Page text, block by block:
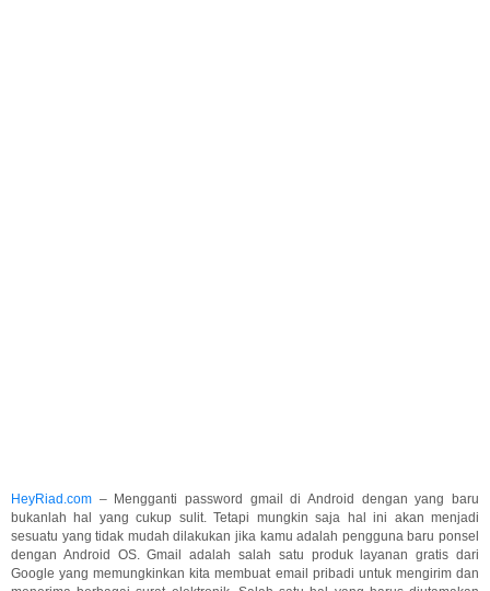
HeyRiad.com – Mengganti password gmail di Android dengan yang baru
bukanlah hal yang cukup sulit. Tetapi mungkin saja hal ini akan menjadi
sesuatu yang tidak mudah dilakukan jika kamu adalah pengguna baru ponsel
dengan Android OS. Gmail adalah salah satu produk layanan gratis dari
Google yang memungkinkan kita membuat email pribadi untuk mengirim dan